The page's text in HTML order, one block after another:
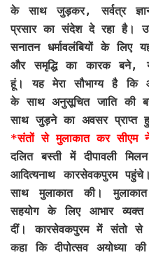
के साथ जुड़कर, सर्वत्र
प्रसार का संदेश दे रहा है।
सनातन धर्मावलंबियों के
और समृद्धि का कारक बने,
हूं। यह मेरा सौभाग्य है कि
के साथ अनुसूचित जाति की
साथ जुड़ने का अवसर प्राप्त
*संतों से मुलाकात कर सीएम ने
दलित बस्ती में दीपावली
आदित्यनाथ कारसेवकपुरम
साथ मुलाकात की।
सहयोग के लिए आभार व्यक्त
दीं। कारसेवकपुरम में संतो से
कहा कि दीपोत्सव अयोध्या